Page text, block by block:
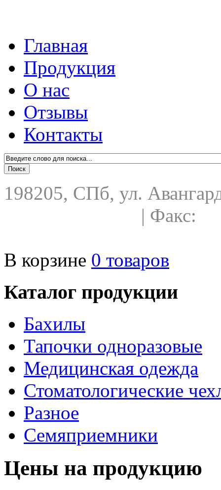
Главная
Продукция
О нас
Отзывы
Контакты
198205, СПб, ул.
| Факс:
В корзине 0 товаров
Каталог продукции
Бахилы
Тапочки одноразовые
Медицинская одежда
Стоматологические
Разное
Семяприемники
Цены на продукцию